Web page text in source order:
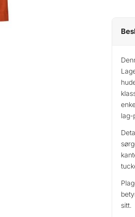
lag-
sitt.